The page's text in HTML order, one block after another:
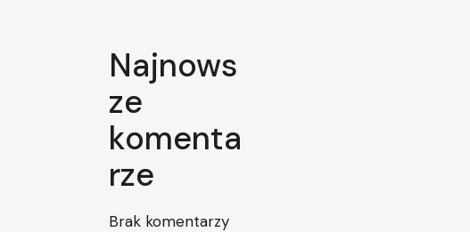
Najnows
ze
komenta
rze
Brak komentarzy